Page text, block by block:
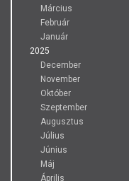
Március
Február
Január
2025
December
November
Október
Szeptember
Augusztus
Július
Június
Máj
Április